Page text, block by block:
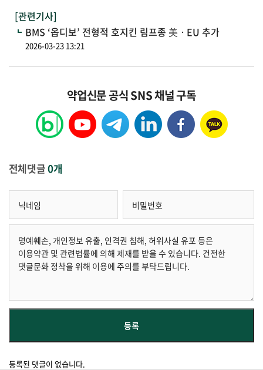
[관련기사]
BMS ‘옵디보’ 전형적 호지킨 림프종 美ㆍEU 추가
2026-03-23 13:21
약업신문 공식 SNS 채널 구독
전체댓글0개
등록된 댓글이 없습니다.